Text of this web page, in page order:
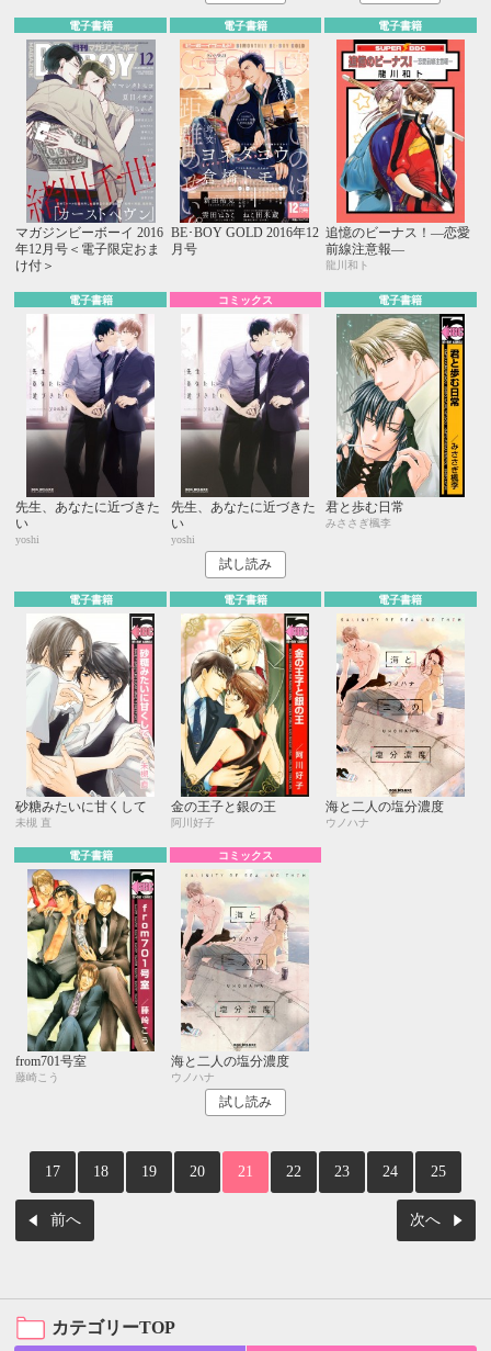
電子書籍
マガジンビーボーイ 2016
年12月号＜電子限定おま
け付＞
電子書籍
BE･BOY GOLD 2016年12
月号
電子書籍
追憶のビーナス！―恋愛
前線注意報―
龍川和ト
電子書籍
先生、あなたに近づきた
い
yoshi
コミックス
先生、あなたに近づきた
い
yoshi
試し読み
電子書籍
君と歩む日常
みささぎ楓李
電子書籍
砂糖みたいに甘くして
未槻 直
電子書籍
金の王子と銀の王
阿川好子
電子書籍
海と二人の塩分濃度
ウノハナ
電子書籍
from701号室
藤崎こう
コミックス
海と二人の塩分濃度
ウノハナ
試し読み
前へ
17 18 19 20 21 22 23 24 25
次へ
カテゴリーTOP